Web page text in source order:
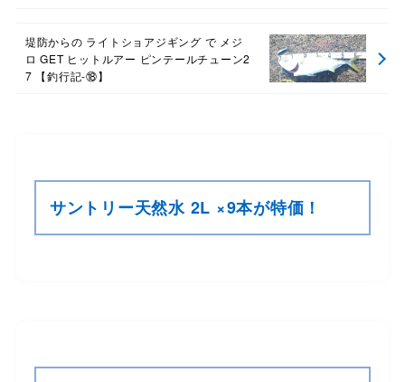
堤防からの ライトショアジギング で メジ
ロ GET ヒットルアー ピンテールチューン2
7 【釣行記-⑱】
サントリー天然水 2L ×9本が特価！